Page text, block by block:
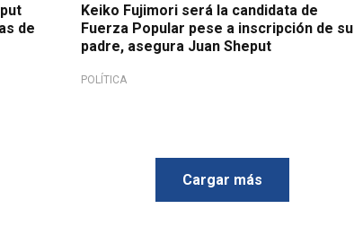
de
Keiko Fujimori será la candidata de
Fuerza Popular pese a inscripción de su
padre, asegura Juan Sheput
POLÍTICA
Cargar más